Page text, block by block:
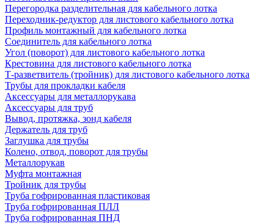
Перегородка разделительная для кабельного лотка
Переходник-редуктор для листового кабельного лотка
Профиль монтажный для кабельного лотка
Соединитель для кабельного лотка
Угол (поворот) для листового кабельного лотка
Крестовина для листового кабельного лотка
Т-разветвитель (тройник) для листового кабельного лотка
Трубы для прокладки кабеля
Аксессуары для металлорукава
Аксессуары для труб
Вывод, протяжка, зонд кабеля
Держатель для труб
Заглушка для трубы
Колено, отвод, поворот для трубы
Металлорукав
Муфта монтажная
Тройник для трубы
Труба гофрированная пластиковая
Труба гофрированная ПЛЛ
Труба гофрированная ПНД